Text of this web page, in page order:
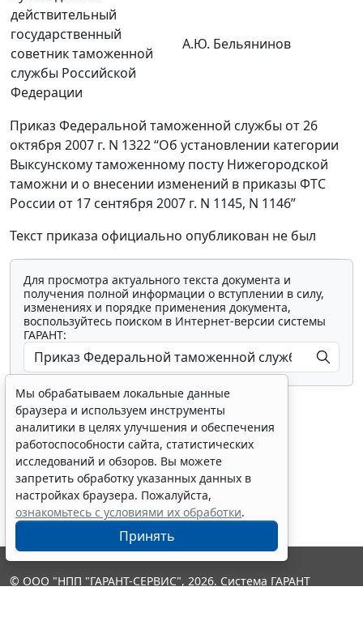
действительный
государственный
советник таможенной
службы Российской
Федерации
А.Ю. Бельянинов
Приказ Федеральной таможенной службы от 26
октября 2007 г. N 1322 “Об установлении категории
Выксунскому таможенному посту Нижегородской
таможни и о внесении изменений в приказы ФТС
России от 17 сентября 2007 г. N 1145, N 1146”
Текст приказа официально опубликован не был
Для просмотра актуального текста документа и
получения полной информации о вступлении в силу,
изменениях и порядке применения документа,
воспользуйтесь поиском в Интернет-версии системы
ГАРАНТ:
Показать все материалы
Мы обрабатываем локальные данные
браузера и используем инструменты
аналитики в целях улучшения и обеспечения
работоспособности сайта, статистических
исследований и обзоров. Вы можете
запретить обработку указанных данных в
настройках браузера. Пожалуйста,
ознакомьтесь с условиями их обработки.
Принять
© ООО "НПП "ГАРАНТ-СЕРВИС", 2026. Система ГАРАНТ